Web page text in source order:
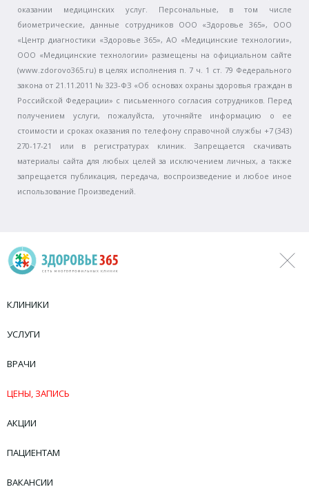
оказании медицинских услуг. Персональные, в том числе
биометрические, данные сотрудников ООО «Здоровье 365», ООО
«Центр диагностики «Здоровье 365», АО «Медицинские технологии»,
ООО «Медицинские технологии» размещены на официальном сайте
(www.zdorovo365.ru) в целях исполнения п. 7 ч. 1 ст. 79 Федерального
закона от 21.11.2011 № 323-ФЗ «Об основах охраны здоровья граждан в
Российской Федерации» с письменного согласия сотрудников. Перед
получением услуги, пожалуйста, уточняйте информацию о ее
стоимости и сроках оказания по телефону справочной службы +7 (343)
270-17-21 или в регистратурах клиник. Запрещается скачивать
материалы сайта для любых целей за исключением личных, а также
запрещается публикация, передача, воспроизведение и любое иное
использование Произведений.
КЛИНИКИ
УСЛУГИ
ВРАЧИ
ЦЕНЫ, ЗАПИСЬ
АКЦИИ
ПАЦИЕНТАМ
ВАКАНСИИ